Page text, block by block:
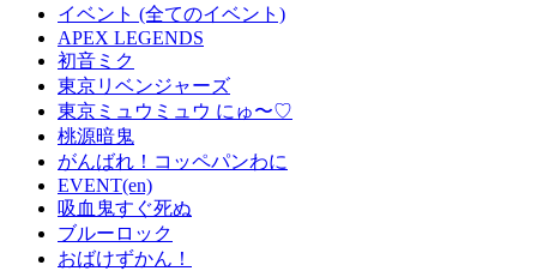
イベント (全てのイベント)
APEX LEGENDS
初音ミク
東京リベンジャーズ
東京ミュウミュウ にゅ〜♡
桃源暗鬼
がんばれ！コッペパンわに
EVENT(en)
吸血鬼すぐ死ぬ
ブルーロック
おばけずかん！